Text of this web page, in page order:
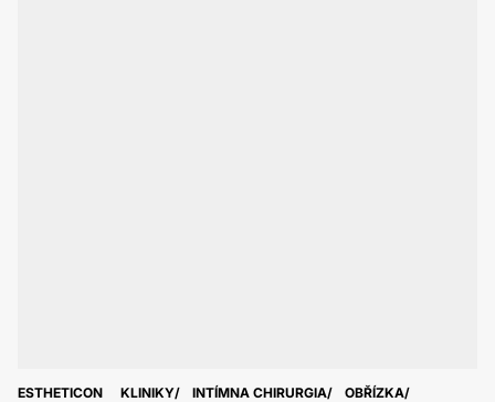
ESTHETICON KLINIKY INTÍMNA CHIRURGIA
OBŘÍZKA